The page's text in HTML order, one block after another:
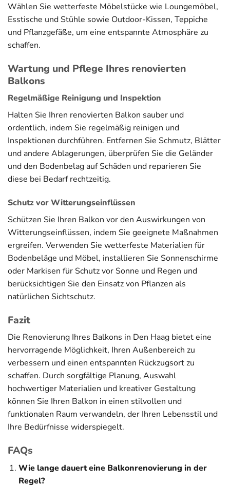
Wählen Sie wetterfeste Möbelstücke wie Loungemöbel,
Esstische und Stühle sowie Outdoor-Kissen, Teppiche
und Pflanzgefäße, um eine entspannte Atmosphäre zu
schaffen.
Wartung und Pflege Ihres renovierten
Balkons
Regelmäßige Reinigung und Inspektion
Halten Sie Ihren renovierten Balkon sauber und
ordentlich, indem Sie regelmäßig reinigen und
Inspektionen durchführen. Entfernen Sie Schmutz, Blätter
und andere Ablagerungen, überprüfen Sie die Geländer
und den Bodenbelag auf Schäden und reparieren Sie
diese bei Bedarf rechtzeitig.
Schutz vor Witterungseinflüssen
Schützen Sie Ihren Balkon vor den Auswirkungen von
Witterungseinflüssen, indem Sie geeignete Maßnahmen
ergreifen. Verwenden Sie wetterfeste Materialien für
Bodenbeläge und Möbel, installieren Sie Sonnenschirme
oder Markisen für Schutz vor Sonne und Regen und
berücksichtigen Sie den Einsatz von Pflanzen als
natürlichen Sichtschutz.
Fazit
Die Renovierung Ihres Balkons in Den Haag bietet eine
hervorragende Möglichkeit, Ihren Außenbereich zu
verbessern und einen entspannten Rückzugsort zu
schaffen. Durch sorgfältige Planung, Auswahl
hochwertiger Materialien und kreativer Gestaltung
können Sie Ihren Balkon in einen stilvollen und
funktionalen Raum verwandeln, der Ihren Lebensstil und
Ihre Bedürfnisse widerspiegelt.
FAQs
Wie lange dauert eine Balkonrenovierung in der
Regel?